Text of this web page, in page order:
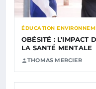
ÉDUCATION
OBÉSITÉ : L’IMPACT
LA SANTÉ MENTALE
THOMAS MERCIER